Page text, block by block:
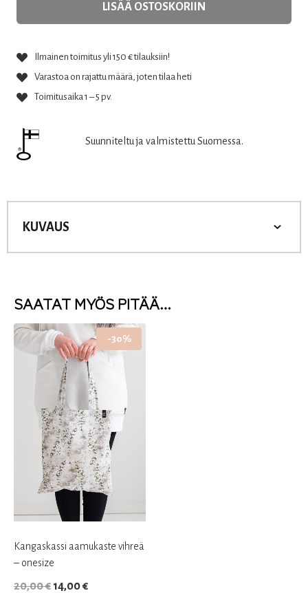
LISÄÄ OSTOSKORIIN
Ilmainen toimitus yli 150 € tilauksiin!
Varastoa on rajattu määrä, joten tilaa heti
Toimitusaika 1 – 5 pv.
Suunniteltu ja valmistettu Suomessa.
KUVAUS
SAATAT MYÖS PITÄÄ…
-30%
Kangaskassi aamukaste vihreä
– onesize
20,00€ Alkuperäinen
14,00€Nykyinen